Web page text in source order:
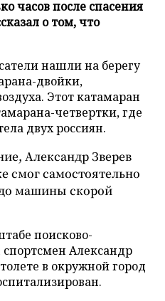
часов после спасения
о том, что
нашли на берегу
двойки,
Этот катамаран
четвертки, где
двух россиян.
Александр Зверев
смог самостоятельно
машины скорой
поисково-
Александр
в окружной город